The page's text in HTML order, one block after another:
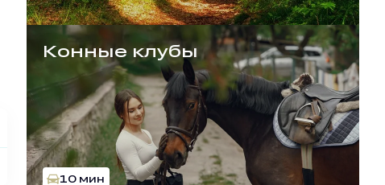
Конные клубы
10 мин